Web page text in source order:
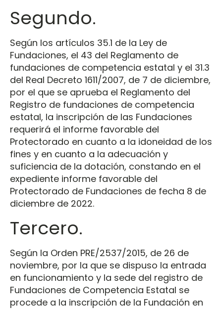
Segundo.
Según los artículos 35.1 de la Ley de
Fundaciones, el 43 del Reglamento de
fundaciones de competencia estatal y el 31.3
del Real Decreto 1611/2007, de 7 de diciembre,
por el que se aprueba el Reglamento del
Registro de fundaciones de competencia
estatal, la inscripción de las Fundaciones
requerirá el informe favorable del
Protectorado en cuanto a la idoneidad de los
fines y en cuanto a la adecuación y
suficiencia de la dotación, constando en el
expediente informe favorable del
Protectorado de Fundaciones de fecha 8 de
diciembre de 2022.
Tercero.
Según la Orden PRE/2537/2015, de 26 de
noviembre, por la que se dispuso la entrada
en funcionamiento y la sede del registro de
Fundaciones de Competencia Estatal se
procede a la inscripción de la Fundación en